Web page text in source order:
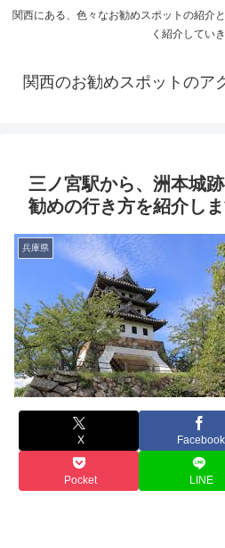
関西にある、色々なお勧めスポットの紹介
く紹介してい
関西のお勧めスポットのア
三ノ宮駅から、洲本城
勧めの行き方を紹介し
兵庫県
X Facebook
Pocket LINE